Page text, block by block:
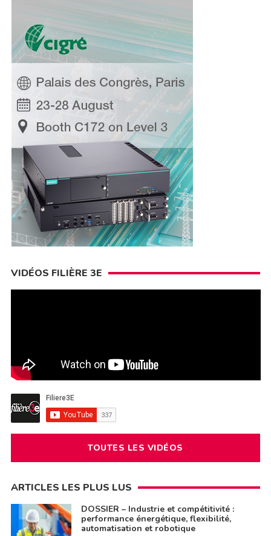
VIDÉOS FILIÈRE 3E
TOUTES LES VIDÉOS
ARTICLES LES PLUS LUS
DOSSIER – Industrie et compétitivité :
performance énergétique, flexibilité,
automatisation et robotique